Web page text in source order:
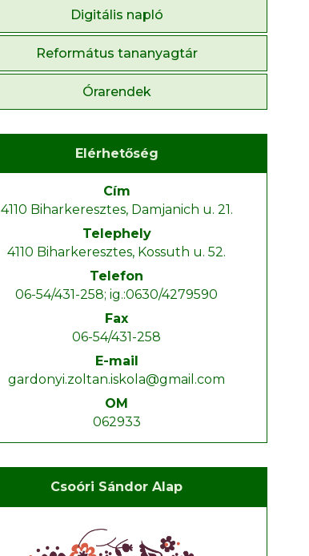
Digitális napló
Református tananyagtár
Órarendek
Elérhetőség
Cím
4110 Biharkeresztes, Damjanich u. 21.
Telephely
4110 Biharkeresztes, Kossuth u. 52.
Telefon
06-54/431-258; ig.:0630/4279590
Fax
06-54/431-258
E-mail
gardonyi.zoltan.iskola@gmail.com
OM
062933
Csoóri Sándor Alap